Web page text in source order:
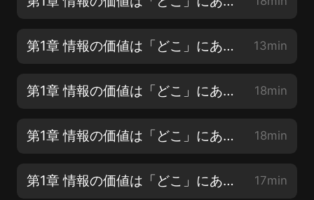
第1章 情報の価値は「どこ」にあるのか【2】 13min
第1章 情報の価値は「どこ」にあるのか【3】 18min
第1章 情報の価値は「どこ」にあるのか【4】 18min
第1章 情報の価値は「どこ」にあるのか【5】 17min